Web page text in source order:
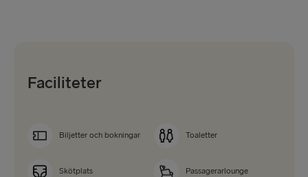
Faciliteter
Biljetter och bokningar Toaletter
Skötplats Passagerarlounge